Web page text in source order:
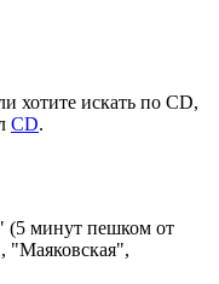
хотите искать по CD,
CD.
(5 минут пешком от
"Маяковская",